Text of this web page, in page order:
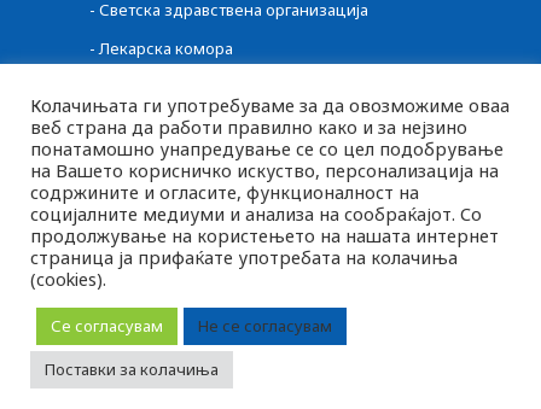
MK
- Светска здравствена организација
-Лекарска комора
-Фонд за здравство
-Фармацевтска комора
-Агенција за Храна и Ветеринарство
2026 © pluspharma.mk Сите права задржани
Следете нè
Колачињата ги употребуваме за да овозможиме оваа
веб страна да работи правилно како и за нејзино
понатамошно унапредување се со цел подобрување
на Вашето корисничко искуство, персонализација на
содржините и огласите, функционалност на
социјалните медиуми и анализа на сообраќајот. Со
продолжување на користењето на нашата интернет
страница ја прифаќате употребата на колачиња
(cookies).
Се согласувам
Не се согласувам
Поставки за колачиња